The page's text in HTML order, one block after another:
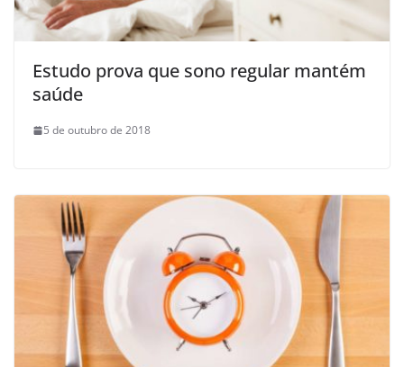
Estudo prova que sono regular mantém
saúde
5 de outubro de 2018